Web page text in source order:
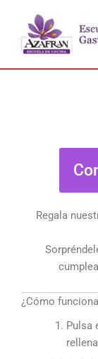
contenido
Regala
¿Cómo
Pulsa